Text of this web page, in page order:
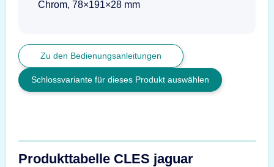
Chrom, 78×191×28 mm
Zu den Bedienungsanleitungen
Schlossvariante für dieses Produkt auswählen
Produkttabelle CLES jaguar